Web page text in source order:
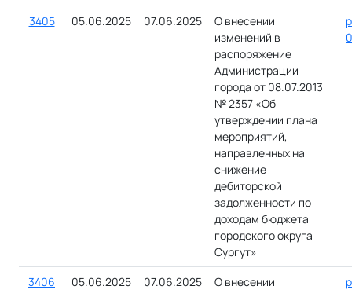
3405 05.06.2025 07.06.2025
О внесении
изменений в
распоряжение
Администрации
города от 08.07.2013
№ 2357 «Об
утверждении плана
мероприятий,
направленных на
снижение
дебиторской
задолженности по
доходам бюджета
городского округа
Сургут»
3406 05.06.2025 07.06.2025
О внесении